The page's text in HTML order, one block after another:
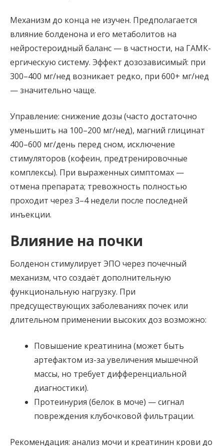
Механизм до конца не изучен. Предполагается
влияние болденона и его метаболитов на
нейростероидный баланс — в частности, на ГАМК-
ергическую систему. Эффект дозозависимый: при
300–400 мг/нед возникает редко, при 600+ мг/нед
— значительно чаще.
Управление: снижение дозы (часто достаточно
уменьшить на 100–200 мг/нед), магний глицинат
400–600 мг/день перед сном, исключение
стимуляторов (кофеин, предтренировочные
комплексы). При выраженных симптомах —
отмена препарата; тревожность полностью
проходит через 3–4 недели после последней
инъекции.
Влияние на почки
Болденон стимулирует ЭПО через почечный
механизм, что создаёт дополнительную
функциональную нагрузку. При
предсуществующих заболеваниях почек или
длительном применении высоких доз возможно:
Повышение креатинина (может быть
артефактом из-за увеличения мышечной
массы, но требует дифференциальной
диагностики).
Протеинурия (белок в моче) — сигнал
повреждения клубочковой фильтрации.
Рекомендация: анализ мочи и креатинин крови до